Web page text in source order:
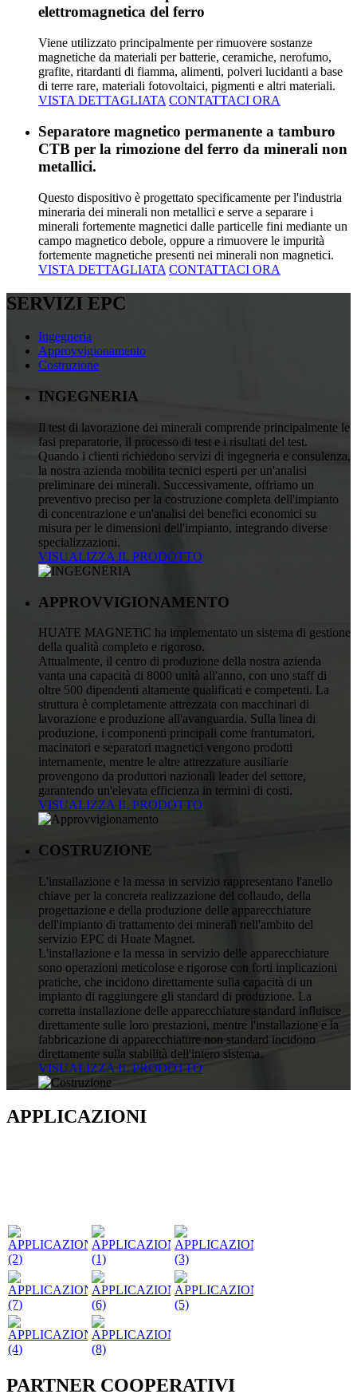
elettromagnetica del ferro
Viene utilizzato principalmente per rimuovere sostanze
magnetiche da materiali per batterie, ceramiche, nerofumo,
grafite, ritardanti di fiamma, alimenti, polveri lucidanti a base
di terre rare, materiali fotovoltaici, pigmenti e altri materiali.
VISTA DETTAGLIATA CONTATTACI ORA
Separatore magnetico permanente a tamburo
CTB per la rimozione del ferro da minerali non
metallici.
Questo dispositivo è progettato specificamente per l'industria
mineraria dei minerali non metallici e serve a separare i
minerali fortemente magnetici dalle particelle fini mediante un
campo magnetico debole, oppure a rimuovere le impurità
fortemente magnetiche presenti nei minerali non magnetici.
VISTA DETTAGLIATA CONTATTACI ORA
SERVIZI EPC
Ingegneria
Approvvigionamento
Costruzione
INGEGNERIA
Il test di lavorazione dei minerali comprende principalmente le
fasi preparatorie, il processo di test e i risultati del test.
Quando i clienti richiedono servizi di ingegneria e consulenza,
la nostra azienda mobilita tecnici esperti per un'analisi
preliminare dei minerali. Successivamente, offriamo un
preventivo preciso per la costruzione completa dell'impianto
di concentrazione e un'analisi dei benefici economici su
misura per le dimensioni dell'impianto, integrando diverse
specializzazioni.
VISUALIZZA IL PRODOTTO
APPROVVIGIONAMENTO
HUATE MAGNETiC ha implementato un sistema di gestione
della qualità completo e rigoroso.
Attualmente, il centro di produzione della nostra azienda
vanta una capacità di 8000 unità all'anno, con uno staff di
oltre 500 dipendenti altamente qualificati e competenti. La
struttura è completamente attrezzata con macchinari di
lavorazione e produzione all'avanguardia. Sulla linea di
produzione, i componenti principali come frantumatori,
macinatori e separatori magnetici vengono prodotti
internamente, mentre le altre attrezzature ausiliarie
provengono da produttori nazionali leader del settore,
garantendo un'elevata efficienza in termini di costi.
VISUALIZZA IL PRODOTTO
COSTRUZIONE
L'installazione e la messa in servizio rappresentano l'anello
chiave per la concreta realizzazione del collaudo, della
progettazione e della produzione delle apparecchiature
dell'impianto di trattamento dei minerali nell'ambito del
servizio EPC di Huate Magnet.
L'installazione e la messa in servizio delle apparecchiature
sono operazioni meticolose e rigorose con forti implicazioni
pratiche, che incidono direttamente sulla capacità di un
impianto di raggiungere gli standard di produzione. La
corretta installazione delle apparecchiature standard influisce
direttamente sulle loro prestazioni, mentre l'installazione e la
fabbricazione di apparecchiature non standard incidono
direttamente sulla stabilità dell'intero sistema.
VISUALIZZA IL PRODOTTO
APPLICAZIONI
PARTNER COOPERATIVI